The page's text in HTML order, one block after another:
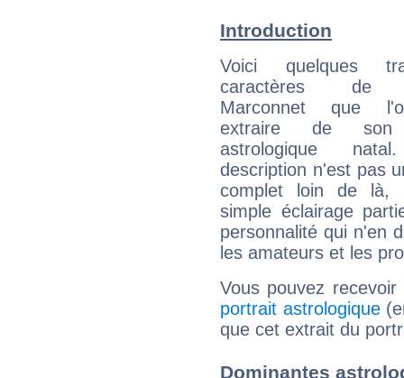
Introduction
Voici quelques
caractères de
Marconnet que
extraire de son
astrologique
description n'est pas
complet loin de là,
simple éclairage
personnalité qui n'en
les amateurs et les
Vous pouvez
portrait astrologique
que cet extrait du
Dominantes